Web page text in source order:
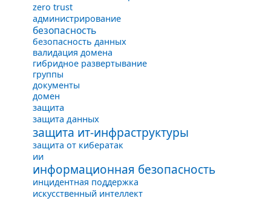
zero trust
администрирование
безопасность
безопасность данных
валидация домена
гибридное развертывание
группы
документы
домен
защита
защита данных
защита ит-инфраструктуры
защита от кибератак
ии
информационная безопасность
инцидентная поддержка
искусственный интеллект